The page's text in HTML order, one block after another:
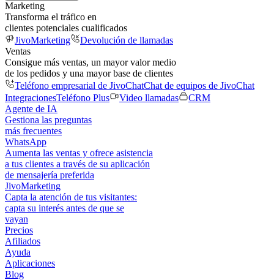
Marketing
Transforma el tráfico en
clientes potenciales cualificados
JivoMarketing
Devolución de llamadas
Ventas
Consigue más ventas, un mayor valor medio
de los pedidos y una mayor base de clientes
Teléfono empresarial de JivoChatChat de equipos de JivoChat
IntegracionesTeléfono Plus Video llamadas
CRM
Agente de IA
Gestiona las preguntas
más frecuentes
WhatsApp
Aumenta las ventas y ofrece asistencia
a tus clientes a través de su aplicación
de mensajería preferida
JivoMarketing
Capta la atención de tus visitantes:
capta su interés antes de que se
vayan
Precios
Afiliados
Ayuda
Aplicaciones
Blog